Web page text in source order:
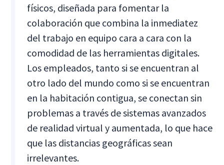
físicos, diseñada para fomentar la
colaboración que combina la inmediatez
del trabajo en equipo cara a cara con la
comodidad de las herramientas digitales.
Los empleados, tanto si se encuentran al
otro lado del mundo como si se encuentran
en la habitación contigua, se conectan sin
problemas a través de sistemas avanzados
de realidad virtual y aumentada, lo que hace
que las distancias geográficas sean
irrelevantes.